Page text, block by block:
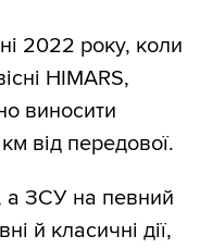
2022 року, коли
HIMARS,
виносити
від передової.
а ЗСУ на певний
й класичні дії,